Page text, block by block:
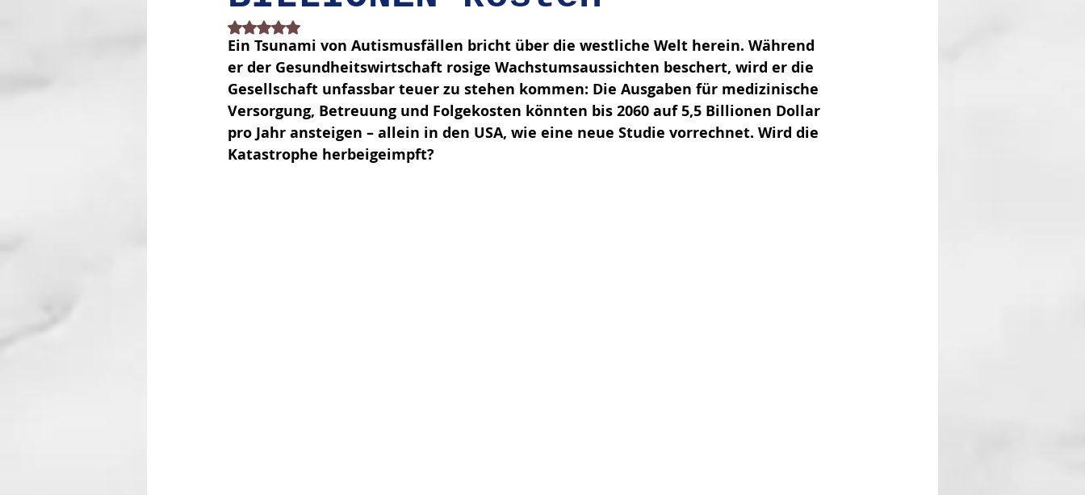
Mit NaN von 5 Sternen bewertet.
Ein Tsunami von Autismusfällen bricht über die westliche Welt herein. Während
er der Gesundheitswirtschaft rosige Wachstumsaussichten beschert, wird er die
Gesellschaft unfassbar teuer zu stehen kommen: Die Ausgaben für medizinische
Versorgung, Betreuung und Folgekosten könnten bis 2060 auf 5,5 Billionen Dollar
pro Jahr ansteigen – allein in den USA, wie eine neue Studie vorrechnet. Wird die
Katastrophe herbeigeimpft?